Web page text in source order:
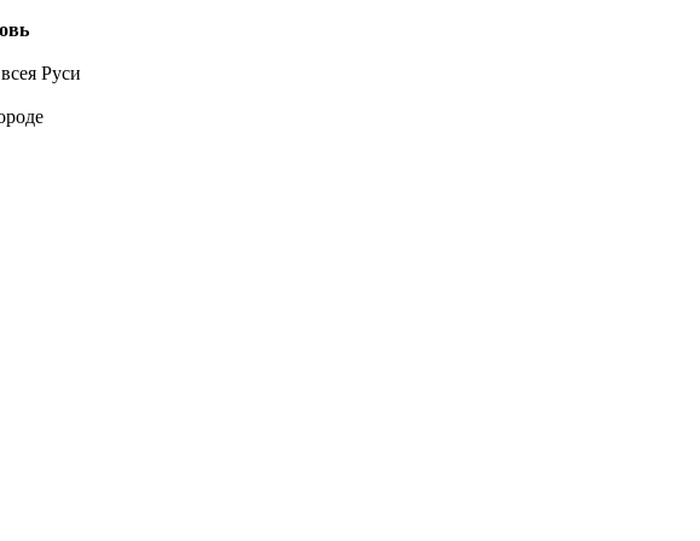
Руси